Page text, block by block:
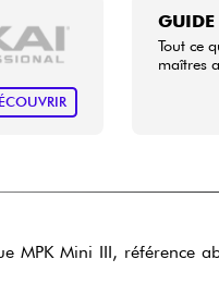
Tout ce
maîtres
MPK Mini III, référence